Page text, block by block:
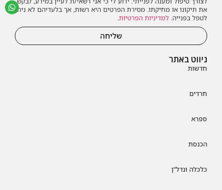
ניווט באתר
חדשות
חרדים
ספרא
הכנסת
כלכלה ונדל"ן
את תיקונו או מחיקתו. מסירת הפרטים היא רשות, אך בלעדיהם לא ניתן
לטפל בפנייה. למדיניות הפרטיות.
שליחה